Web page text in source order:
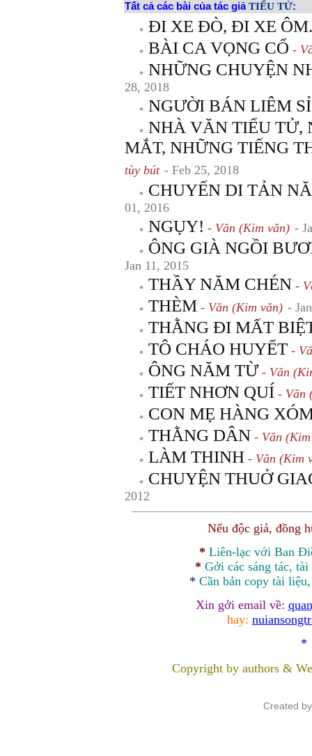
Tất cả các bài của tác giảTIỂU TỬ:
ĐI XE ĐÒ, ĐI XE ÔM.
BÀI CA VỌNG CỔ -
NHỮNG CHUYỆN
28, 2018
NGƯỜI BÁN LIÊM SỈ
NHÀ VĂN TIỂU TỬ,
MẮT, NHỮNG TIẾNG
tùy bút - Feb 25, 2018
CHUYẾN DI TẢN
01, 2016
NGỤY! - Văn (Kim văn) -
ÔNG GIÀ NGỒI
Jan 11, 2015
THẦY NĂM CHÉN -
THÈM - Văn (Kim văn) -
THẰNG ĐI MẤT
TÔ CHÁO HUYẾT -
ÔNG NĂM TỪ - Văn
TIẾT NHƠN QUÍ - Văn
CON MẸ HÀNG
THẰNG DÂN - Văn
LÀM THINH - Văn (Kim
CHUYỆN THUỞ
2012
Nếu độc giả, đồng
* Liên-lạc với Ban
* Gởi các sáng tác,
* Cần bản copy tài
Xin gởi email về:
hay:
*
Copyright by authors &
Created